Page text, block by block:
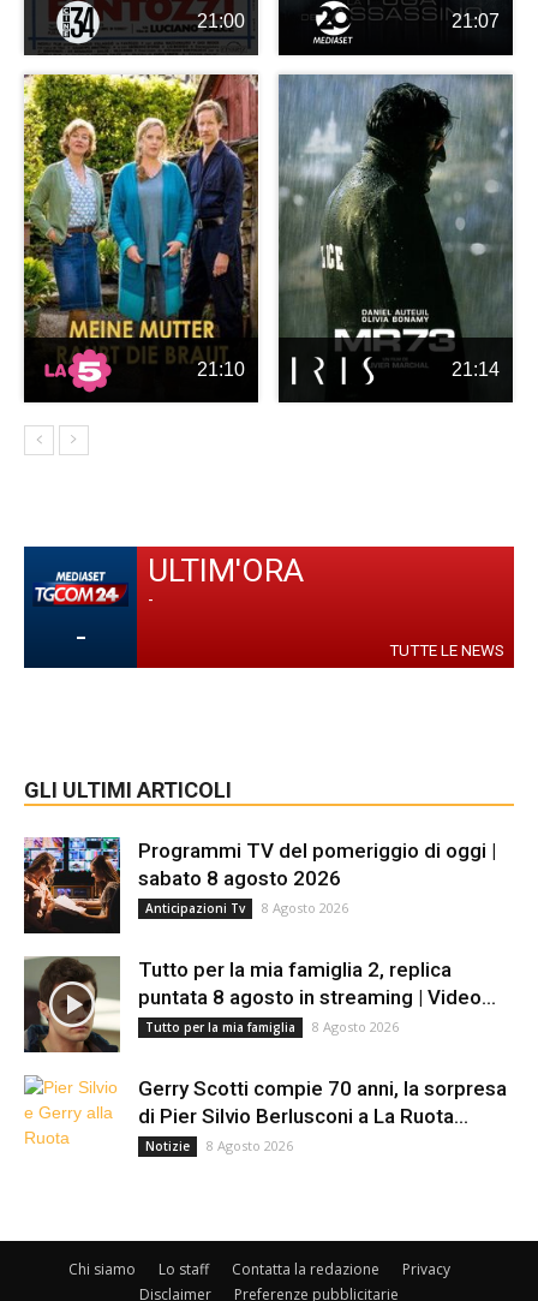
21:00 21:07
21:10 21:14
-
ULTIM'ORA
-
TUTTE LE NEWS
GLI ULTIMI ARTICOLI
Programmi TV del pomeriggio di oggi |
sabato 8 agosto 2026
Anticipazioni Tv 8 Agosto 2026
Tutto per la mia famiglia 2, replica
puntata 8 agosto in streaming | Video...
Tutto per la mia famiglia 8 Agosto 2026
Gerry Scotti compie 70 anni, la sorpresa
di Pier Silvio Berlusconi a La Ruota...
Notizie 8 Agosto 2026
Chi siamo Lo staff Contatta la redazione
Privacy
Disclaimer
Preferenze pubblicitarie